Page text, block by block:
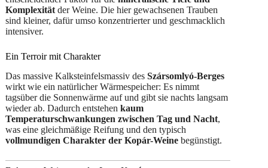
Komplexitätder Weine. Die hier gewachsenen Trauben
sind kleiner, dafür umso konzentrierter und geschmacklich
intensiver.
Ein Terroir mit Charakter
Das massive Kalksteinfelsmassiv des Szársomlyó-Berges
wirkt wie ein natürlicher Wärmespeicher: Es nimmt
tagsüber die Sonnenwärme auf und gibt sie nachts langsam
wieder ab. Dadurch entstehen kaum
Temperaturschwankungen zwischen Tag und Nacht,
was eine gleichmäßige Reifung und den typisch
vollmundigen Charakter der Kopár-Weinebegünstigt.